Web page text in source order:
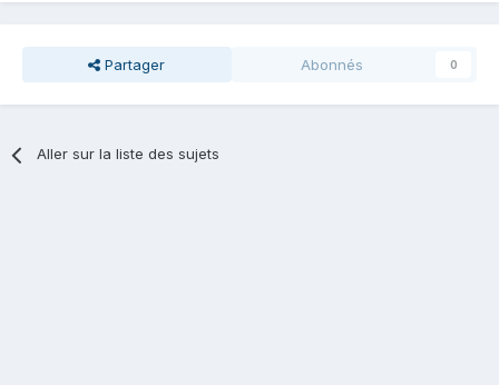
Partager Abonnés 0
Aller sur la liste des sujets